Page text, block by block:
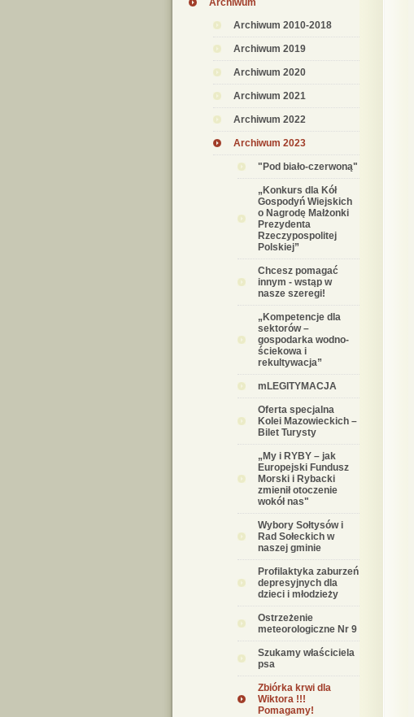
Archiwum
Archiwum 2010-2018
Archiwum 2019
Archiwum 2020
Archiwum 2021
Archiwum 2022
Archiwum 2023
"Pod biało-czerwoną"
„Konkurs dla Kół
Gospodyń Wiejskich
o Nagrodę Małżonki
Prezydenta
Rzeczypospolitej
Polskiej”
Chcesz pomagać
innym - wstąp w
nasze szeregi!
„Kompetencje dla
sektorów –
gospodarka wodno-
ściekowa i
rekultywacja”
mLEGITYMACJA
Oferta specjalna
Kolei Mazowieckich –
Bilet Turysty
„My i RYBY – jak
Europejski Fundusz
Morski i Rybacki
zmienił otoczenie
wokół nas"
Wybory Sołtysów i
Rad Sołeckich w
naszej gminie
Profilaktyka zaburzeń
depresyjnych dla
dzieci i młodzieży
Ostrzeżenie
meteorologiczne Nr 9
Szukamy właściciela
psa
Zbiórka krwi dla
Wiktora !!!
Pomagamy!